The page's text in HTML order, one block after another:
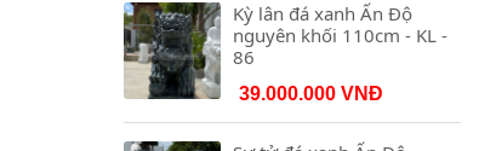
Kỳ lân đá xanh Ấn Độ
nguyên khối 110cm - KL -
86
39.000.000 VNĐ